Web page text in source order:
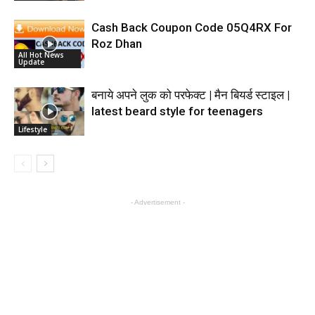
All Hot News
Update
Cash Back Coupon Code 05Q4RX For
Roz Dhan
Lifestyle
बनाये अपने लुक को परफेक्ट | मैन बियर्ड स्टाइल |
latest beard style for teenagers
- Advertisement -